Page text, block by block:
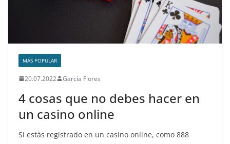
MÁS POPULAR
20.07.2022 García Flores
4 cosas que no debes hacer en
un casino online
Si estás registrado en un casino online, como 888